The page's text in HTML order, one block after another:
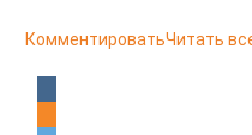
КомментироватьЧитать